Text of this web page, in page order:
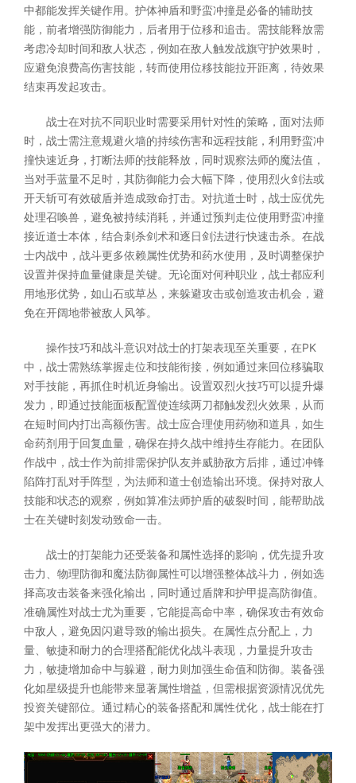
中都能发挥关键作用。护体神盾和野蛮冲撞是必备的辅助技
能，前者增强防御能力，后者用于位移和追击。需技能释放需
考虑冷却时间和敌人状态，例如在敌人触发战旗守护效果时，
应避免浪费高伤害技能，转而使用位移技能拉开距离，待效果
结束再发起攻击。
战士在对抗不同职业时需要采用针对性的策略，面对法师
时，战士需注意规避火墙的持续伤害和远程技能，利用野蛮冲
撞快速近身，打断法师的技能释放，同时观察法师的魔法值，
当对手蓝量不足时，其防御能力会大幅下降，使用烈火剑法或
开天斩可有效破盾并造成致命打击。对抗道士时，战士应优先
处理召唤兽，避免被持续消耗，并通过预判走位使用野蛮冲撞
接近道士本体，结合刺杀剑术和逐日剑法进行快速击杀。在战
士内战中，战斗更多依赖属性优势和药水使用，及时调整保护
设置并保持血量健康是关键。无论面对何种职业，战士都应利
用地形优势，如山石或草丛，来躲避攻击或创造攻击机会，避
免在开阔地带被敌人风筝。
操作技巧和战斗意识对战士的打架表现至关重要，在PK
中，战士需熟练掌握走位和技能衔接，例如通过来回位移骗取
对手技能，再抓住时机近身输出。设置双烈火技巧可以提升爆
发力，即通过技能面板配置使连续两刀都触发烈火效果，从而
在短时间内打出高额伤害。战士应合理使用药物和道具，如生
命药剂用于回复血量，确保在持久战中维持生存能力。在团队
作战中，战士作为前排需保护队友并威胁敌方后排，通过冲锋
陷阵打乱对手阵型，为法师和道士创造输出环境。保持对敌人
技能和状态的观察，例如算准法师护盾的破裂时间，能帮助战
士在关键时刻发动致命一击。
战士的打架能力还受装备和属性选择的影响，优先提升攻
击力、物理防御和魔法防御属性可以增强整体战斗力，例如选
择高攻击装备来强化输出，同时通过盾牌和护甲提高防御值。
准确属性对战士尤为重要，它能提高命中率，确保攻击有效命
中敌人，避免因闪避导致的输出损失。在属性点分配上，力
量、敏捷和耐力的合理搭配能优化战斗表现，力量提升攻击
力，敏捷增加命中与躲避，耐力则加强生命值和防御。装备强
化如星级提升也能带来显著属性增益，但需根据资源情况优先
投资关键部位。通过精心的装备搭配和属性优化，战士能在打
架中发挥出更强大的潜力。